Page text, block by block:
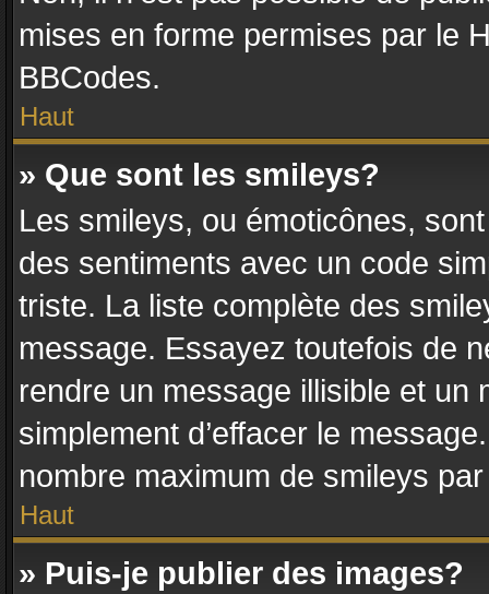
mises en forme permises par le
BBCodes.
Haut
» Que sont les smileys?
Les smileys, ou émoticônes,
des sentiments avec un code
triste. La liste complète des
message. Essayez toutefois de
rendre un message illisible et un
simplement d’effacer le
nombre maximum de smileys
Haut
» Puis-je publier des images?